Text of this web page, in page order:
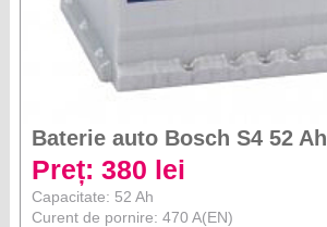
Baterie auto Bosch S4 52 Ah
Preț: 380 lei
Capacitate: 52 Ah
Curent de pornire: 470 A(EN)